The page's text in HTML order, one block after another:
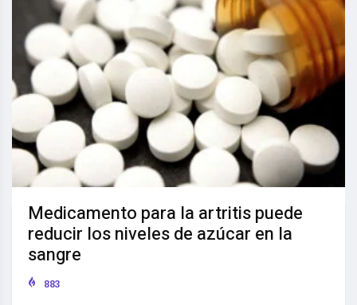
Medicamento para la artritis puede
reducir los niveles de azúcar en la
sangre
883